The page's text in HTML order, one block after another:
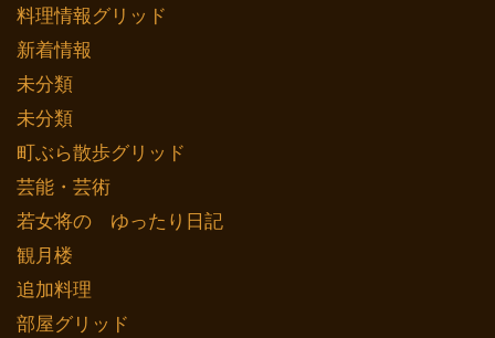
料理情報グリッド
新着情報
未分類
未分類
町ぶら散歩グリッド
芸能・芸術
若女将の ゆったり日記
観月楼
追加料理
部屋グリッド